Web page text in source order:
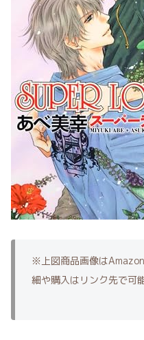
※上図商品画像は
細や購入はリンク先で可